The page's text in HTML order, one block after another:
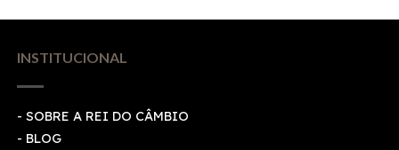
INSTITUCIONAL
- SOBRE A REI DO CÂMBIO
- BLOG